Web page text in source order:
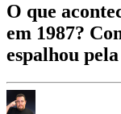
O que
em 1987?
espalhou